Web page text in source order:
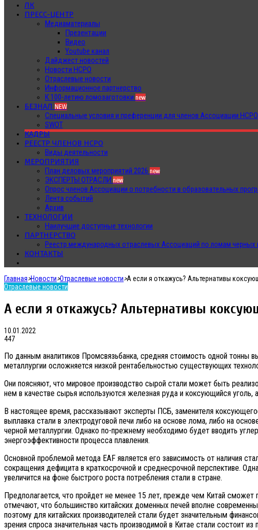
ЛК
ПРЕСС-ЦЕНТР
Медиаматериалы
Презентации
Видео
Youtube канал
Дайджест новостей
Новости НСРО
Отраслевые новости
Информационное партнерство
К 100-летию ломозаготовки new
БЕЗНАЛ NEW
Специальные условия и преференции для членов Ассоциации
SWOT
КАДРЫ
РЕЕСТР ЧЛЕНОВ НСРО
Виды деятельности
МЕРОПРИЯТИЯ
План деловых мероприятий 2026 new
ЭКСПЕРТЫ ОТРАСЛИ new
Опрос членов Ассоциации о потребности в образовательных
Лента событий
Архив
ТЕХНОЛОГИИ
Наилучшие доступные технологии
ПАРТНЕРСТВО
Реестр международных отраслевых Ассоциаций по ломам черных
КОНТАКТЫ
Главная>Новости>Отраслевые новости>А если я откажусь? Альтернативы
Отраслевые новости
А если я откажусь? Альтернативы
10.01.2022
447
По данным аналитиков Промсвязьбанка, средняя стоимость одной тонны
металлургии осложняется низкой рентабельностью существующих
Они поясняют, что мировое производство сырой стали может быть
нем в качестве сырья используются железная руда и коксующийся
В настоящее время, рассказывают эксперты ПСБ, заменителя
выплавка стали в электродуговой печи либо на основе лома, либо на
черной металлургии. Однако по-прежнему необходимо будет вводить
энергоэффективности процесса плавления.
Основной проблемой метода EAF является его зависимость от наличия
сокращения дефицита в краткосрочной и среднесрочной перспективе.
увеличится на фоне быстрого роста потребления стали в стране.
Предполагается, что пройдет не менее 15 лет, прежде чем Китай сможет
отмечают, что большинство китайских доменных печей вполне
поэтому для китайских производителей стали будет значительным
зрения спроса значительная часть производимой в Китае стали состоит